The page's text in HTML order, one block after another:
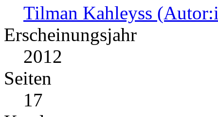
Tilman Kahleyss
Erscheinungsjahr
2012
Seiten
17